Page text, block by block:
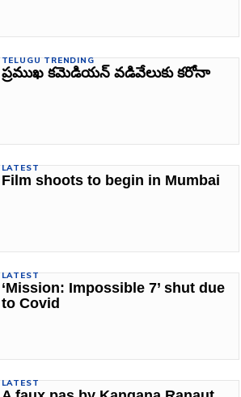
TELUGU TRENDING
ప్రముఖ కమెడియన్‌ వడివేలుకు కరోనా
LATEST
Film shoots to begin in Mumbai
LATEST
‘Mission: Impossible 7’ shut due
to Covid
LATEST